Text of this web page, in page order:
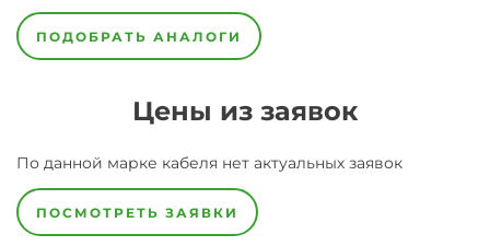
ПОДОБРАТЬ АНАЛОГИ
Цены из заявок
По данной марке кабеля нет актуальных заявок
ПОСМОТРЕТЬ ЗАЯВКИ